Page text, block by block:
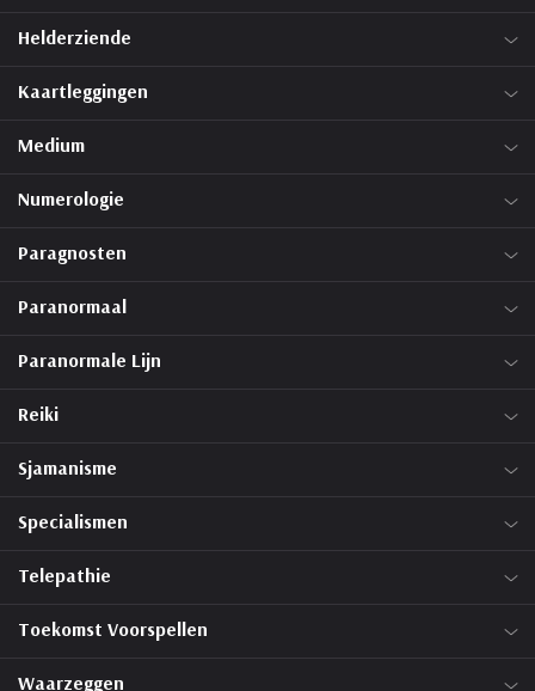
Helderziende
Kaartleggingen
Medium
Numerologie
Paragnosten
Paranormaal
Paranormale Lijn
Reiki
Sjamanisme
Specialismen
Telepathie
Toekomst Voorspellen
Waarzeggen